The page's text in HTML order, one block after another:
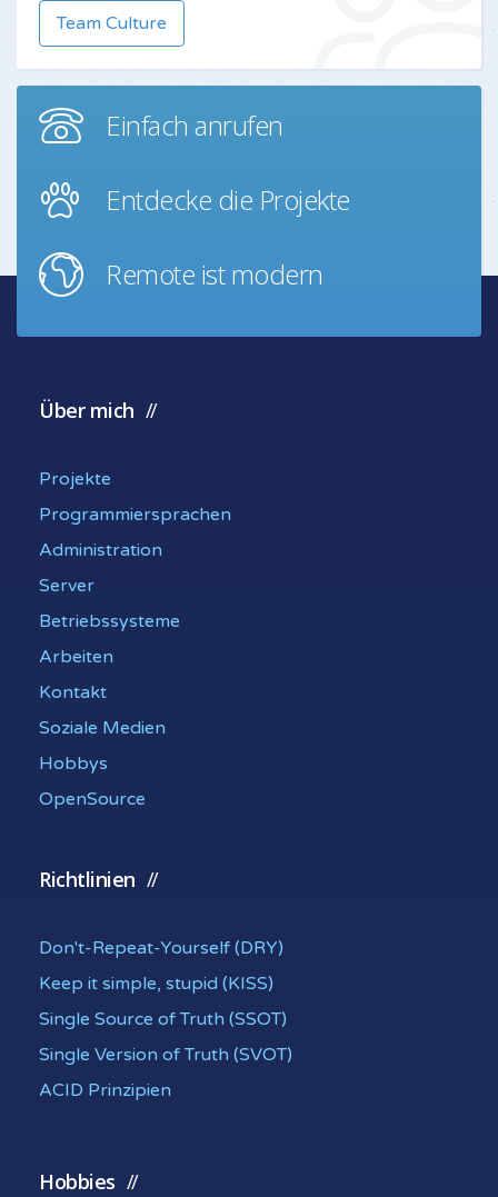
Team Culture
Einfach anrufen
Entdecke die Projekte
Remote ist modern
Über mich
Projekte
Programmiersprachen
Administration
Server
Betriebssysteme
Arbeiten
Kontakt
Soziale Medien
Hobbys
OpenSource
Richtlinien
Don't-Repeat-Yourself (DRY)
Keep it simple, stupid (KISS)
Single Source of Truth (SSOT)
Single Version of Truth (SVOT)
ACID Prinzipien
Hobbies